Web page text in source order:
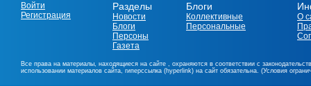
Войти
Регистрация
Разделы
Новости
Блоги
Персоны
Газета
Блоги
Коллективные
Персональные
О
Все права на материалы, находящиеся на сайте , охраняются в соответствии с
использовании материалов сайта, гиперссылка (hyperlink) на сайт обязательна. (Условия